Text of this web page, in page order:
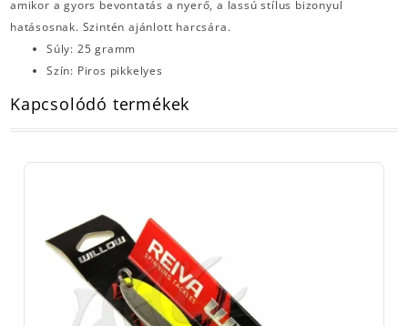
amikor a gyors bevontatás a nyerő, a lassú stílus bizonyul
hatásosnak. Szintén ajánlott harcsára.
Súly: 25 gramm
Szín: Piros pikkelyes
Kapcsolódó termékek